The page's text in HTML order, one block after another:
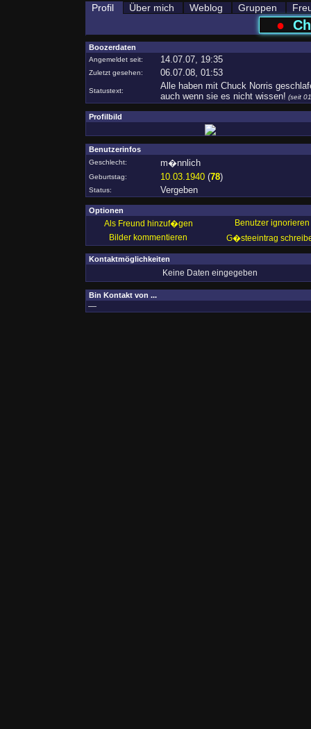
Profil Über mich Weblog Gruppen
●
Boozerdaten
Angemeldet seit: 14.07.07, 19:35
Zuletzt gesehen: 06.07.08, 01:53
Statustext:
Alle haben mit Chuck Norris
auch wenn sie es nicht wissen! (seit
Profilbild
Benutzerinfos
Geschlecht: m�nnlich
Geburtstag: 10.03.1940 (78)
Status: Vergeben
Optionen
Als Freund hinzuf�gen
Benutzer ignorieren
Bilder kommentieren
G�steeintrag
Kontaktmöglichkeiten
Keine Daten eingegeben
Bin Kontakt von ...
—